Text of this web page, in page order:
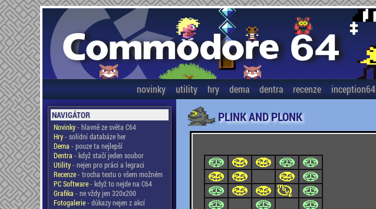
novinky utility hry dema dentra recenze inception64
NAVIGÁTOR
Novinky- hlavně ze světa C64
Hry- solidní databáze her
Dema - pouze ta nejlepší
Dentra - když stačí jeden soubor
Utility- nejen pro práci a legraci
Recenze- trocha textu o všem možném
PC Software- když to nejde na C64
Grafika - ne vždy jen 320x200
Fotogalerie- důkazy nejen z akcí
PLINK AND PLONK